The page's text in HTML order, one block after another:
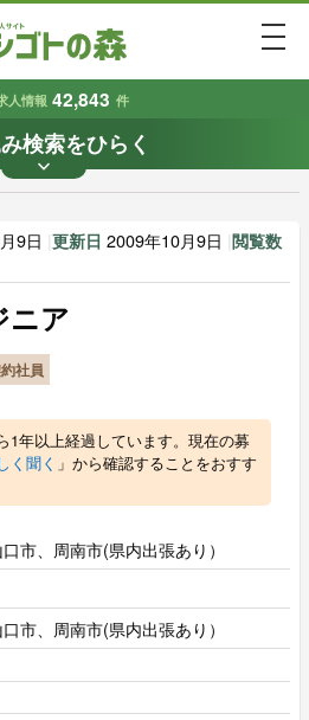
情報 42,843 件
検索をひらく
keyboard_arrow_down
から探す
業種で探す
賃金
9日 更新日 2009年10月9日 閲覧数
ニア
社員
1年以上経過しています。現在の募
く聞く 」から確認することをおすす
市、周南市(県内出張あり）
市、周南市(県内出張あり）